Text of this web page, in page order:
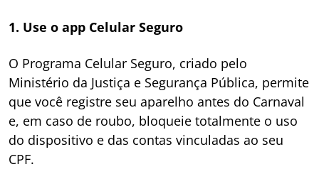
1. Use o app Celular Seguro
O Programa Celular Seguro, criado pelo
Ministério da Justiça e Segurança Pública, permite
que você registre seu aparelho antes do Carnaval
e, em caso de roubo, bloqueie totalmente o uso
do dispositivo e das contas vinculadas ao seu
CPF.